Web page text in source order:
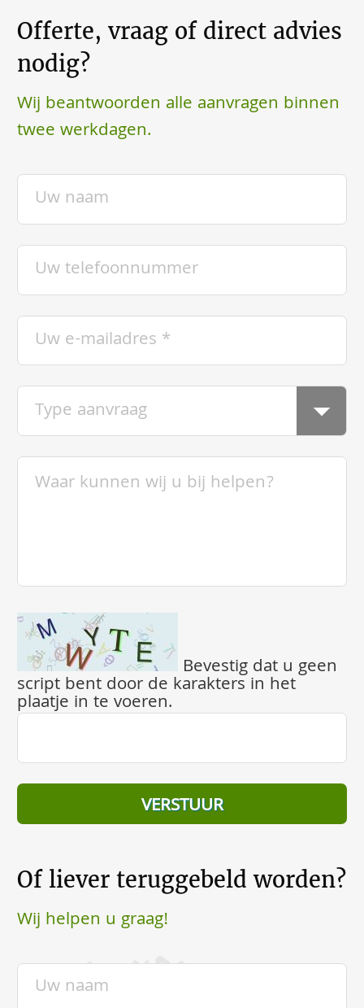
Offerte, vraag of direct advies
nodig?
Wij beantwoorden alle aanvragen binnen
twee werkdagen.
Bevestig dat u geen
script bent door de karakters in het
plaatje in te voeren.
Of liever teruggebeld worden?
Wij helpen u graag!